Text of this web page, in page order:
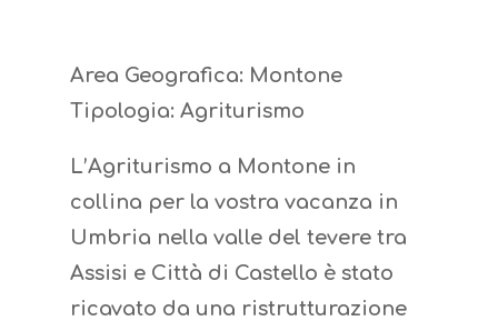
Area Geografica: Montone
Tipologia: Agriturismo
L’Agriturismo a Montone in
collina per la vostra vacanza in
Umbria nella valle del tevere tra
Assisi e Città di Castello è stato
ricavato da una ristrutturazione